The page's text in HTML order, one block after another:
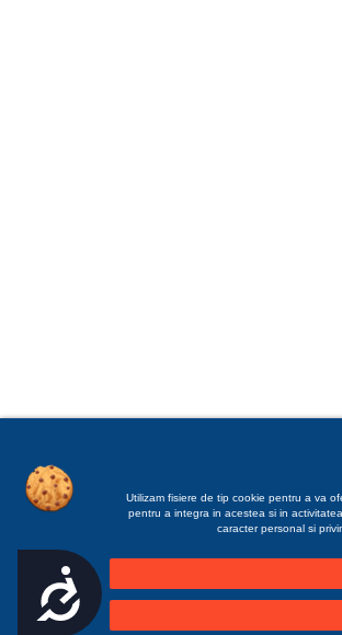
Accesibilitate
Utilizam fisiere de tip cookie pentru a va
pentru a integra in acestea si in
caracter personal si